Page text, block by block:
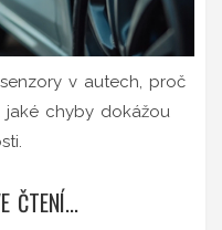
v autech, proč
chyby dokážou
ČTENÍ...